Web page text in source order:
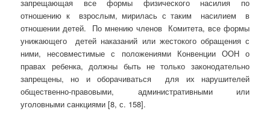
запрещающая все формы физического насилия по
отношению к взрослым, мирилась с таким насилием в
отношении детей. По мнению членов Комитета, все формы
унижающего детей наказаний или жестокого обращения с
ними, несовместимые с положениями Конвенции ООН о
правах ребенка, должны быть не только законодательно
запрещены, но и оборачиваться для их нарушителей
общественно-правовыми, административными или
уголовными санкциями [8, с. 158].